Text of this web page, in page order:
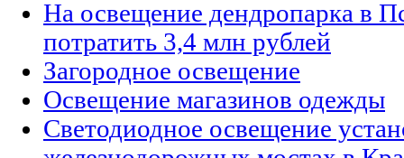
На освещение дендропарка в
потратить 3,4 млн рублей
Загородное освещение
Освещение магазинов одежды
Светодиодное освещение